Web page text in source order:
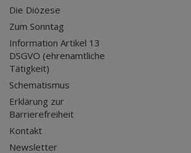
Die Diözese
Zum Sonntag
Information Artikel 13
DSGVO (ehrenamtliche
Tätigkeit)
Schematismus
Erklärung zur
Barrierefreiheit
Kontakt
Newsletter